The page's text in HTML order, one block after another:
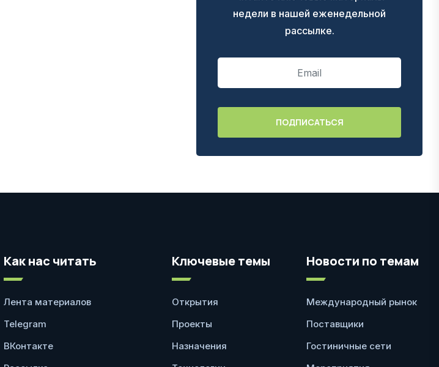
недели в нашей еженедельной
рассылке.
Как нас читать
Лента материалов
Telegram
ВКонтакте
Ключевые темы
Открытия
Проекты
Назначения
Новости по темам
Международный рынок
Поставщики
Гостиничные сети